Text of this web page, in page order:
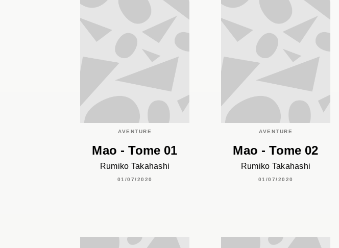
AVENTURE
Mao - Tome 01
Rumiko Takahashi
01/07/2020
AVENTURE
Mao - Tome 02
Rumiko Takahashi
01/07/2020